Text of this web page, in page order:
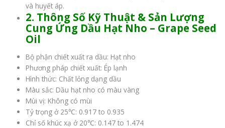
và huyết áp.
2. Thông Số Kỹ Thuật & Sản Lượng
Cung Ứng Dầu Hạt Nho – Grape Seed
Oil
Bộ phận chiết xuất ra dầu: Hạt nho
Phương pháp chiết xuất: Ép lạnh
Hình thức: Chất lỏng dạng dầu
Màu sắc: Dầu hạt nho có màu vàng
Mùi vị: Không có mùi
Tỷ trọng ở 25℃: 0.917 to 0.935
Chỉ số khúc xạ ở 20℃: 0.147 to 1.474